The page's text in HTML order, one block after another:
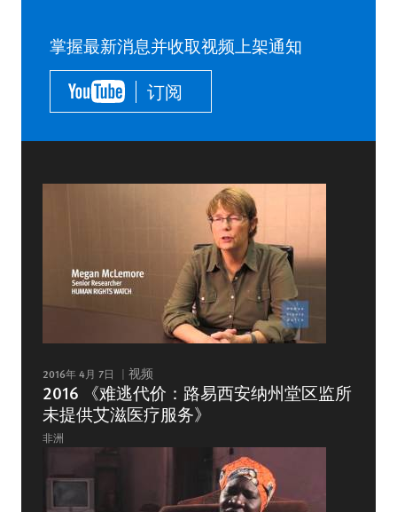
掌握最新消息并收取视频上架通知
订阅
2016年 4月 7日 视频
2016 《难逃代价：路易西安纳州堂区监所
未提供艾滋医疗服务》
非洲